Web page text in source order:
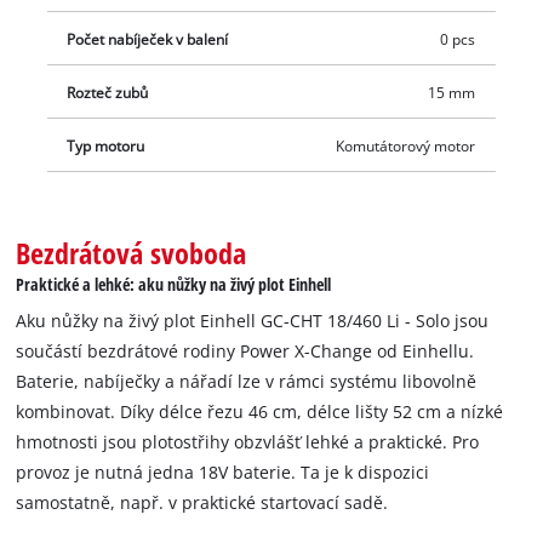
Počet nabíječek v balení 0 pcs
Rozteč zubů 15 mm
Typ motoru Komutátorový motor
Bezdrátová svoboda
Praktické a lehké: aku nůžky na živý plot Einhell
Aku nůžky na živý plot Einhell GC-CHT 18/460 Li - Solo jsou
součástí bezdrátové rodiny Power X-Change od Einhellu.
Baterie, nabíječky a nářadí lze v rámci systému libovolně
kombinovat. Díky délce řezu 46 cm, délce lišty 52 cm a nízké
hmotnosti jsou plotostřihy obzvlášť lehké a praktické. Pro
provoz je nutná jedna 18V baterie. Ta je k dispozici
samostatně, např. v praktické startovací sadě.